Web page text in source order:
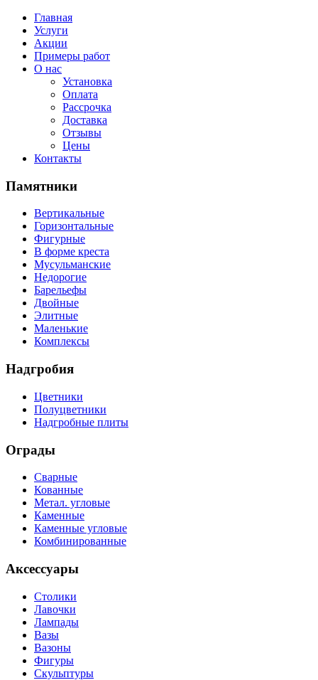
Главная
Услуги
Акции
Примеры работ
О нас
Установка
Оплата
Рассрочка
Доставка
Отзывы
Цены
Контакты
Памятники
Вертикальные
Горизонтальные
Фигурные
В форме креста
Мусульманские
Недорогие
Барельефы
Двойные
Элитные
Маленькие
Комплексы
Надгробия
Цветники
Полуцветники
Надгробные плиты
Ограды
Сварные
Кованные
Метал. угловые
Каменные
Каменные угловые
Комбинированные
Аксессуары
Столики
Лавочки
Лампады
Вазы
Вазоны
Фигуры
Скульптуры